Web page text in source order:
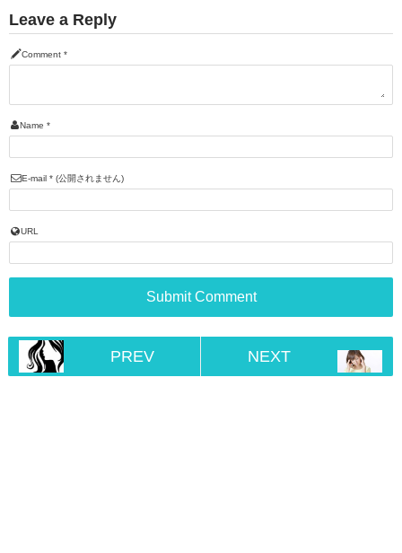
Leave a Reply
Comment *
Name *
E-mail * (公開されません)
URL
PREV NEXT